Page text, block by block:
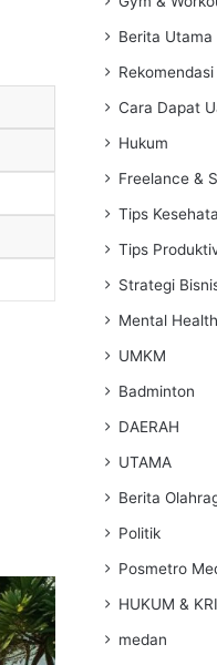
Berita Utama
Cara Dapat
Hukum
Freelance &
Tips
Tips
Strategi
Mental Health
UMKM
Badminton
DAERAH
UTAMA
Berita
Politik
Posmetro
HUKUM &
medan